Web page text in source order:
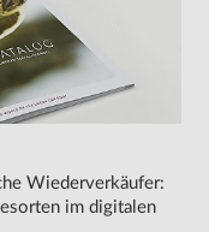
Wiederverkäufer:
im digitalen